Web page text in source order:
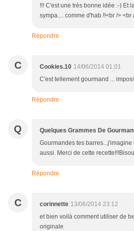
!!! C'est une très bonne idée :-) Et
sympa.... comme d'hab !!<br /> <br
Répondre
C Cookies.10 14/06/2014 01:01
C'est tellement gourmand ...
Répondre
Q Quelques Grammes De
Gourmandes tes
aussi. Merci de cette
Répondre
C corinnette 13/06/2014 23:12
et bien voilà comment utiliser de
originale